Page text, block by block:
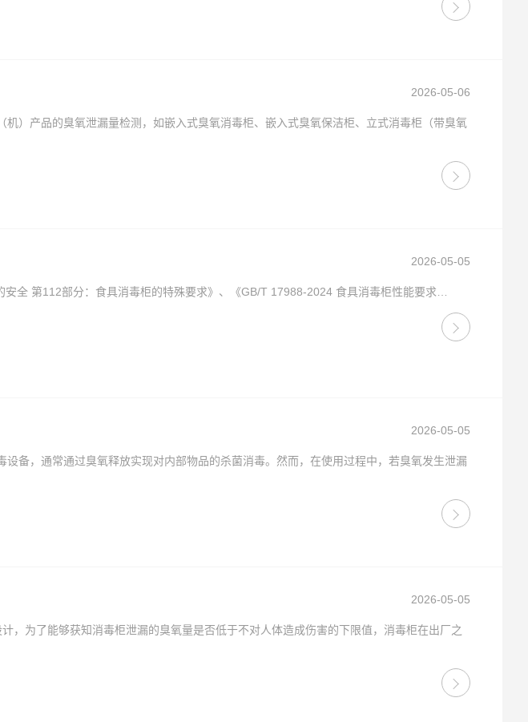
2026-05-06
）产品的臭氧泄漏量检测，如嵌入式臭氧消毒柜、嵌入式臭氧保洁柜、立式消毒柜（带臭氧
2026-05-05
全 第112部分：食具消毒柜的特殊要求》、《GB/T 17988-2024 食具消毒柜性能要求…
2026-05-05
备，通常通过臭氧释放实现对内部物品的杀菌消毒。然而，在使用过程中，若臭氧发生泄漏
2026-05-05
，为了能够获知消毒柜泄漏的臭氧量是否低于不对人体造成伤害的下限值，消毒柜在出厂之